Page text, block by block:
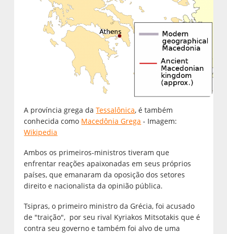
A província grega daTessalônica, é também
conhecida como Macedônia Grega - Imagem:
Wikipedia
Ambos os primeiros-ministros tiveram que
enfrentar reações apaixonadas em seus próprios
países, que emanaram da oposição dos setores
direito e nacionalista da opinião pública.
Tsipras, o primeiro ministro da Grécia, foi acusado
de "traição", por seu rival Kyriakos Mitsotakis que é
contra seu governo e também foi alvo de uma